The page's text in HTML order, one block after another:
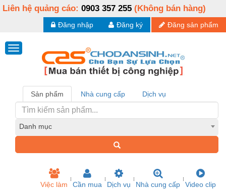
Liên hệ quảng cáo: 0903 357 255 (Không bán hàng)
Đăng sản phẩm
Đăng ký
Đăng nhập
Sản phẩm Nhà cung cấp Dịch vụ
Danh mục
Việc làm Cần mua Dịch vụ Nhà cung cấp Video clip